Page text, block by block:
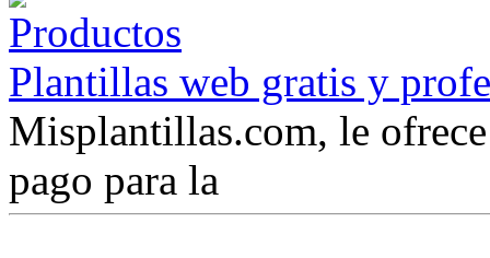
Plantillas web gratis y
Misplantillas.com, le
pago para la